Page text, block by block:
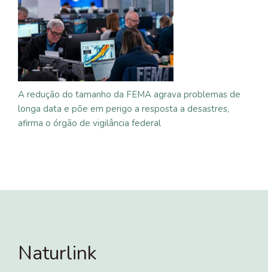
A redução do tamanho da FEMA agrava problemas de
longa data e põe em perigo a resposta a desastres,
afirma o órgão de vigilância federal
Naturlink